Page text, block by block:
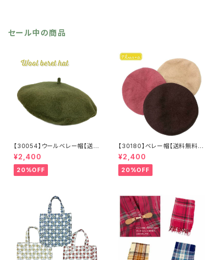
セール中の商品
【30054】ウールベレー帽【送料
無料】帽子 カーキ グリー
ン 秋冬 フェルトベレー レト
ロ 無地 チョボ シンプル
¥2,400
20%OFF
【30180】ベレー帽【送料無料】
フレンチ ベーシック 無地
ベージュ パープル ブラウ
ン シンプル ハット 秋冬
ウールベレー バスクベレー
¥2,400
20%OFF